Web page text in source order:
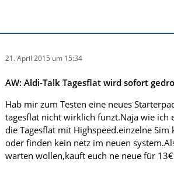
21. April 2015 um 15:34
AW: Aldi-Talk Tagesflat wird sofort
Hab mir zum Testen eine neues
tagesflat nicht wirklich funzt.Naja wie
die Tagesflat mit Highspeed.einzelne
oder finden kein netz im neuen
warten wollen,kauft euch ne neue für